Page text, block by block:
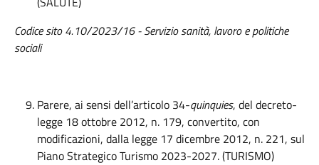
Codice sito 4.10/2023/16 - Servizio sanità, lavoro e politiche
sociali
Parere, ai sensi dell’articolo 34-quinquies, del decreto-
legge 18 ottobre 2012, n. 179, convertito, con
modificazioni, dalla legge 17 dicembre 2012, n. 221, sul
Piano Strategico Turismo 2023-2027. (TURISMO)